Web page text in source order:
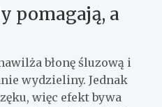
pomagają, a
błonę śluzową i
wydzieliny. Jednak
więc efekt bywa